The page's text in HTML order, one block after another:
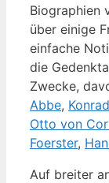
Bio­gra­phien
über eini­ge
ein­fa­che
die
Zwe­cke,
Abbe,
Otto von
Foers­ter,
Auf brei­ter